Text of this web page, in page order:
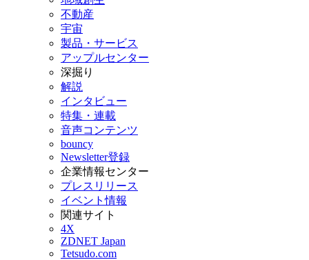
不動産
宇宙
製品・サービス
アップルセンター
深掘り
解説
インタビュー
特集・連載
音声コンテンツ
bouncy
Newsletter登録
企業情報センター
プレスリリース
イベント情報
関連サイト
4X
ZDNET Japan
Tetsudo.com